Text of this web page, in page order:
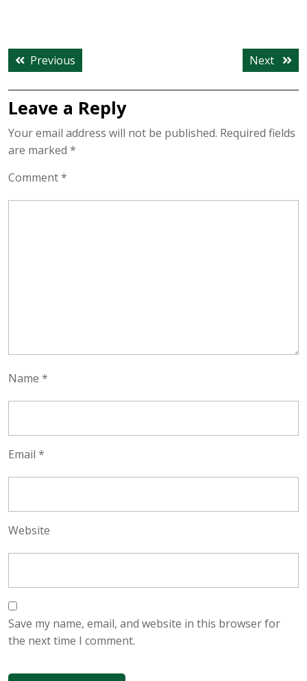
Post
navigation
Previous
post:
Next Next
post:
Leave a Reply
Your email address will not be published. Required fields
are marked *
Comment*
Name *
Email *
Website
Save my name, email, and website in this browser for
the next time I comment.